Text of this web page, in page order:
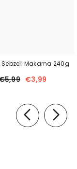
Makarna 240g
€3,99